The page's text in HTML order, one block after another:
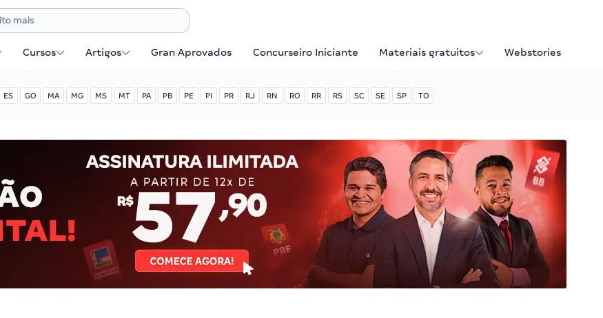
Cursos Artigos Gran Aprovados Concurseiro Iniciante Materiais gratuitos Webstories
ES GO MA MG MS MT PA PB PE PI PR RJ RN RO RR RS SC SE SP TO